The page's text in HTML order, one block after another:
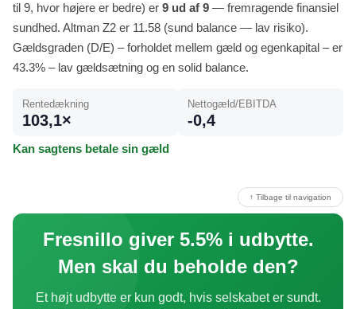
til 9, hvor højere er bedre) er 9 ud af 9 — fremragende finansiel
sundhed. Altman Z2 er 11.58 (sund balance — lav risiko).
Gældsgraden (D/E) – forholdet mellem gæld og egenkapital – er
43.3% – lav gældsætning og en solid balance.
Rentedækning
103,1×
Nettogæld/EBITDA
-0,4
Kan sagtens betale sin gæld
↑ Tilbage til navigation
Fresnillo giver 5.5% i udbytte.
Men skal du beholde den?
Et højt udbytte er kun godt, hvis selskabet er sundt.